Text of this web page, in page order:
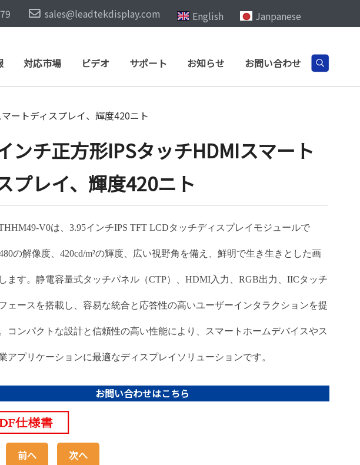
sales@leadtekdisplay.com English Janpanese
対応市場 ビデオ サポート お知らせ お問い合わせ
ートディスプレイ、輝度420ニト
ンチ正方形IPSタッチHDMIスマート
プレイ、輝度420ニト
V0は、3.95インチIPS TFT LCDタッチディスプレイモジュールで
の解像度、420cd/m²の輝度、広い視野角を備え、鮮明で生き生きとした画
ます。静電容量式タッチパネル（CTP）、HDMI入力、RGB出力、IICタッチ
ェースを搭載し、容易な統合と応答性の高いユーザーインタラクションを提
コンパクトな設計と信頼性の高い性能により、スマートホームデバイスやス
アプリケーションに最適なディスプレイソリューションです。
お問い合わせはこちら
前へ 次へ